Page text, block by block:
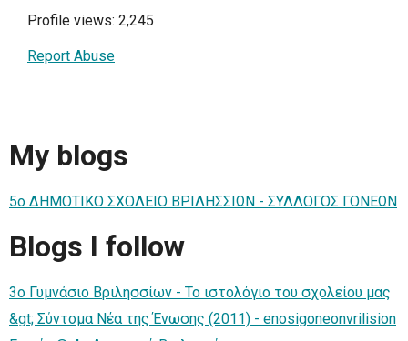
Profile views: 2,245
Report Abuse
My blogs
5ο ΔΗΜΟΤΙΚΟ ΣΧΟΛΕΙΟ ΒΡΙΛΗΣΣΙΩΝ - ΣΥΛΛΟΓΟΣ ΓΟΝΕΩΝ
Blogs I follow
3o Γυμνάσιο Βριλησσίων - Το ιστολόγιο του σχολείου μας
&gt; Σύντομα Νέα της Ένωσης (2011) - enosigoneonvrilision